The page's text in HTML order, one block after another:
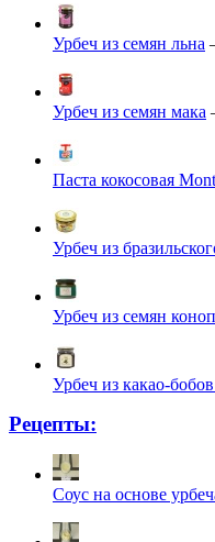
Урбеч из семян льна
Урбеч из семян мака
Паста кокосовая
Урбеч из
Урбеч из семян
Урбеч из какао-
Рецепты:
Соус на основе